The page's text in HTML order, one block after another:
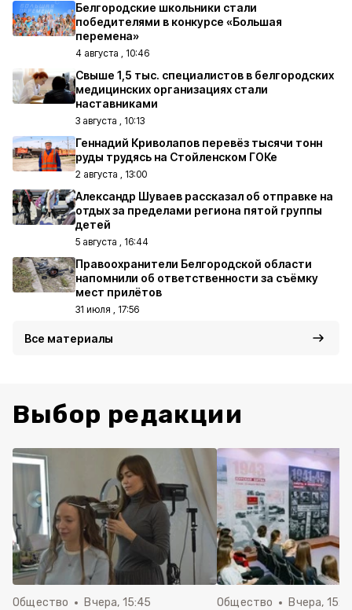
Белгородские школьники стали
победителями в конкурсе «Большая
перемена»
4 августа , 10:46
Свыше 1,5 тыс. специалистов в белгородских
медицинских организациях стали
наставниками
3 августа , 10:13
Геннадий Криволапов перевёз тысячи тонн
руды трудясь на Стойленском ГОКе
2 августа , 13:00
Александр Шуваев рассказал об отправке на
отдых за пределами региона пятой группы
детей
5 августа , 16:44
Правоохранители Белгородской области
напомнили об ответственности за съёмку
мест прилётов
31 июля , 17:56
Все материалы
Выбор редакции
Общество Вчера, 15:45 Общество Вчера,